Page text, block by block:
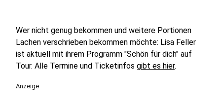
Wer nicht genug bekommen und weitere Portionen
Lachen verschrieben bekommen möchte: Lisa Feller
ist aktuell mit ihrem Programm "Schön für dich" auf
Tour. Alle Termine und Ticketinfos gibt es hier.
Anzeige